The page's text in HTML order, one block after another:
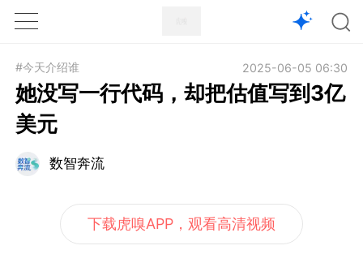
1X
#今天介绍谁 2025-06-05 06:30
她没写一行代码，却把估值写到3亿
美元
数智奔流
下载虎嗅APP，观看高清视频